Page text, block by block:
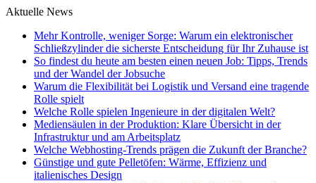
Aktuelle News
Mehr Kontrolle, weniger Sorge: Warum ein elektronischer
Schließzylinder die sicherste Entscheidung für Ihr Zuhause ist
So findest du heute am besten einen neuen Job: Tipps, Trends
und der Wandel der Jobsuche
Warum die Flexibilität bei Logistik und Versand eine tragende
Rolle spielt
Welche Rolle spielen Ingenieure in der digitalen Welt?
Mediensäulen in der Produktion: Klare Übersicht in der
Infrastruktur und am Arbeitsplatz
Welche Webhosting-Trends prägen die Zukunft der Branche?
Günstige und gute Pelletöfen: Wärme, Effizienz und
italienisches Design